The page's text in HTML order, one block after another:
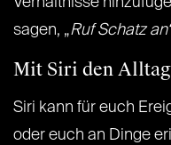
sagen, „Ruf Schatz
Mit Siri den
Siri kann für euch
oder euch an Dinge